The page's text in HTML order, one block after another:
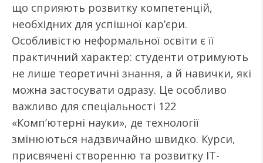
що сприяють розвитку компетенцій,
необхідних для успішної кар’єри.
Особливістю неформальної освіти є її
практичний характер: студенти отримують
не лише теоретичні знання, а й навички, які
можна застосувати одразу. Це особливо
важливо для спеціальності 122
«Комп’ютерні науки», де технології
змінюються надзвичайно швидко. Курси,
присвячені створенню та розвитку ІТ-